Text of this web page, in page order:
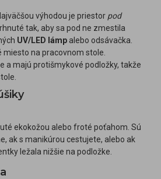
výhodou je priestor pod
tak, aby sa pod ne zmestila
UV/LED lámp alebo odsávačka.
miesto na pracovnom stole.
a majú protišmykové podložky, takže
ekokožou alebo froté poťahom. Sú
ak s manikúrou cestujete, alebo ak
ležala nižšie na podložke.